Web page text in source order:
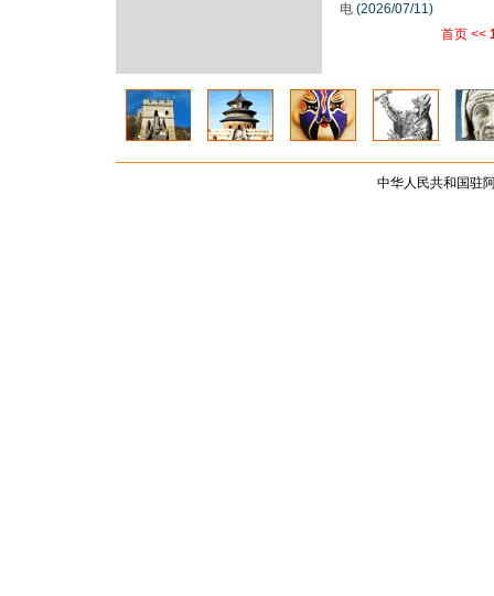
电 (2026/07/11)
首页 <<
中华人民共和国驻